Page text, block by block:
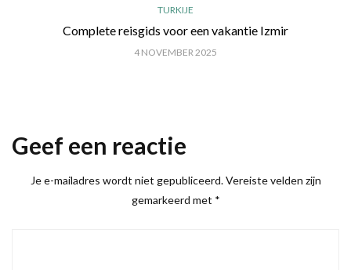
TURKIJE
Complete reisgids voor een vakantie Izmir
4 NOVEMBER 2025
Geef een reactie
Je e-mailadres wordt niet gepubliceerd. Vereiste velden zijn
gemarkeerd met *